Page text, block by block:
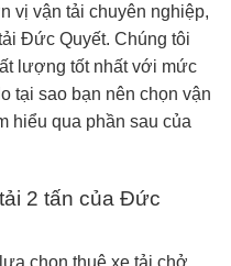
vị vận tải chuyên nghiệp,
Đức Quyết. Chúng tôi
lượng tốt nhất với mức
tại sao bạn nên chọn vận
hiểu qua phần sau của
2 tấn của Đức